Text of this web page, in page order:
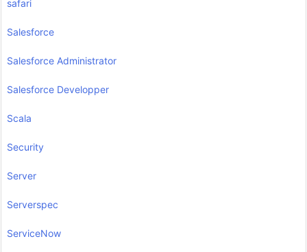
safari
Salesforce
Salesforce Administrator
Salesforce Developper
Scala
Security
Server
Serverspec
ServiceNow